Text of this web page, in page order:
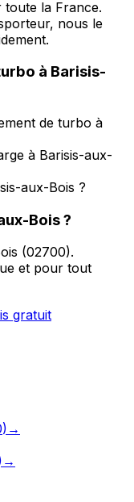
toute la France.
nous le
à Barisis-
de turbo à
à Barisis-aux-
aux-Bois ?
Bois?
(02700).
et pour tout
gratuit
) →
→